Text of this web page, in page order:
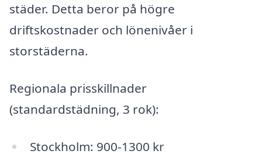
städer. Detta beror på högre
driftskostnader och lönenivåer i
storstäderna.
Regionala prisskillnader
(standardstädning, 3 rok):
Stockholm: 900-1300 kr